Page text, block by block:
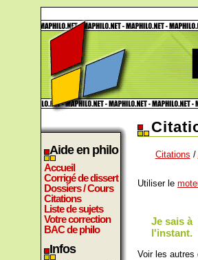
Aide en philo
Accueil
Corrigé de dissert
Dossiers / Cours
Citations
Liste de sujets
Votre correction
BAC de philo
Infos
Citations /
Utiliser le
Je sais à
l'instant.
Voir les autres